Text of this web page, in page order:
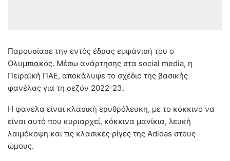
Παρουσίασε την εντός έδρας εμφάνισή του ο
Ολυμπιακός. Μέσω ανάρτησης στα social media, η
Πειραϊκή ΠΑΕ, αποκάλυψε το σχέδιο της βασικής
φανέλας για τη σεζόν 2022-23.
Η φανέλα είναι κλασική ερυθρόλευκη, με το κόκκινο να
είναι αυτό που κυριαρχεί, κόκκινα μανίκια, λευκή
λαιμόκοψη και τις κλασικές ρίγες της Adidas στους
ώμους.